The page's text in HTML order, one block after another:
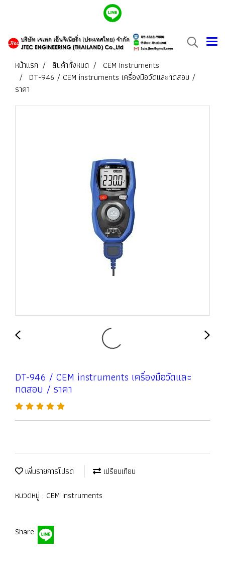
หน้าแรก สินค้าทั้งหมด
CEM Instruments
DT-946 / CEM instruments เครื่องมือวัดและทดสอบ /
ราคา
DT-946 / CEM instruments เครื่องมือวัดและ
ทดสอบ / ราคา
เพิ่มรายการโปรด
เปรียบเทียบ
หมวดหมู่ : CEM Instruments
Share